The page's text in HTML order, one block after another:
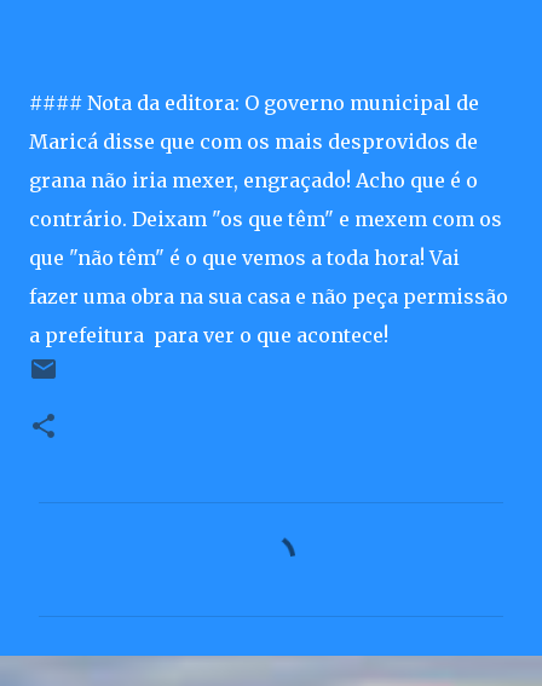
#### Nota da editora: O governo municipal de
Maricá disse que com os mais desprovidos de
grana não iria mexer, engraçado! Acho que é o
contrário. Deixam "os que têm" e mexem com os
que "não têm" é o que vemos a toda hora! Vai
fazer uma obra na sua casa e não peça permissão
a prefeitura para ver o que acontece!